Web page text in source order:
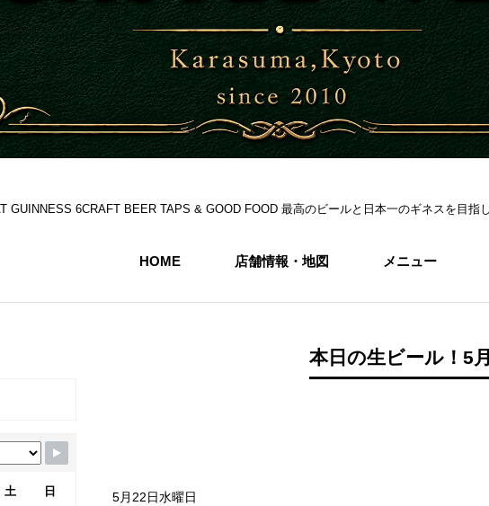
GUINNESS 6CRAFT BEER TAPS & GOOD FOOD 最高のビールと日本一のギネスを目指
HOME 店舗情報・地図 メニュー
本日の生ビール！5
5月22日水曜日
土 日